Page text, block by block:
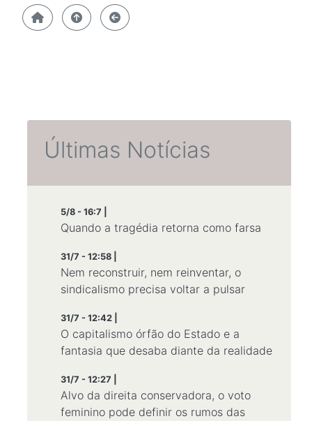
Últimas Notícias
5/8 - 16:7 |
Quando a tragédia retorna como farsa
31/7 - 12:58 |
Nem reconstruir, nem reinventar, o
sindicalismo precisa voltar a pulsar
31/7 - 12:42 |
O capitalismo órfão do Estado e a
fantasia que desaba diante da realidade
31/7 - 12:27 |
Alvo da direita conservadora, o voto
feminino pode definir os rumos das